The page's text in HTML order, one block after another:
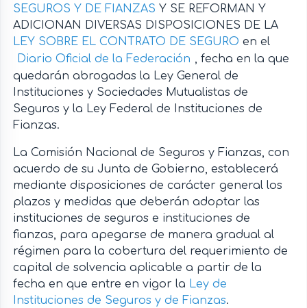
SEGUROS Y DE FIANZAS Y SE REFORMAN Y
ADICIONAN DIVERSAS DISPOSICIONES DE LA
LEY SOBRE EL CONTRATO DE SEGURO en el
Diario Oficial de la Federación , fecha en la que
quedarán abrogadas la Ley General de
Instituciones y Sociedades Mutualistas de
Seguros y la Ley Federal de Instituciones de
Fianzas.
La Comisión Nacional de Seguros y Fianzas, con
acuerdo de su Junta de Gobierno, establecerá
mediante disposiciones de carácter general los
plazos y medidas que deberán adoptar las
instituciones de seguros e instituciones de
fianzas, para apegarse de manera gradual al
régimen para la cobertura del requerimiento de
capital de solvencia aplicable a partir de la
fecha en que entre en vigor la Ley de
Instituciones de Seguros y de Fianzas.